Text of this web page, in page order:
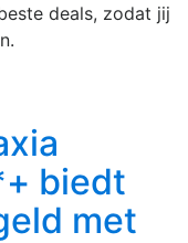
deals, zodat jij
biedt
met